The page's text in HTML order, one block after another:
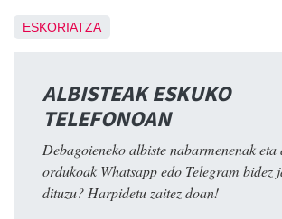
ESKORIATZA
ALBISTEAK ESKUKO
TELEFONOAN
Debagoieneko albiste nabarmenenak eta
ordukoak Whatsapp edo Telegram bidez
dituzu? Harpidetu zaitez doan!